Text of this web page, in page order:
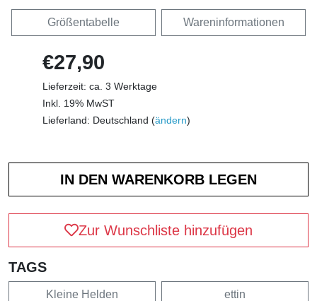
Größentabelle Wareninformationen
€27,90
Lieferzeit: ca. 3 Werktage
Inkl. 19% MwST
Lieferland: Deutschland (ändern)
Zur Wunschliste hinzufügen
TAGS
Kleine Helden ettin